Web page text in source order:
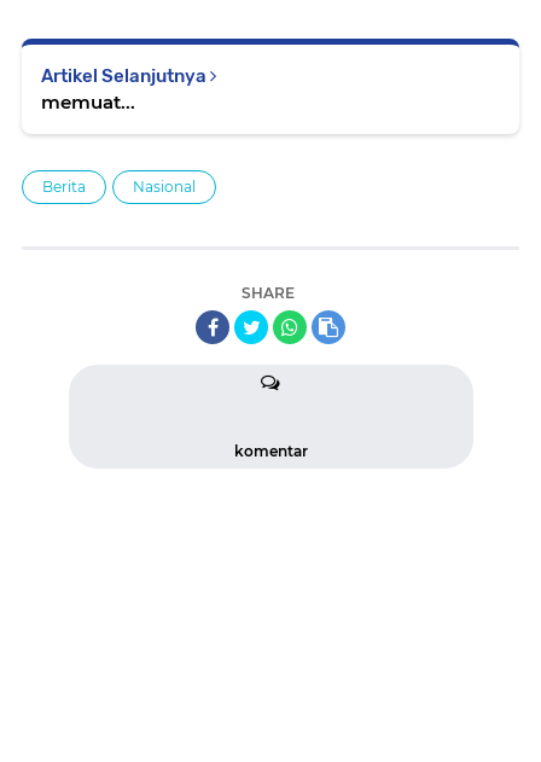
Artikel Selanjutnya
memuat...
Berita Nasional
SHARE
komentar